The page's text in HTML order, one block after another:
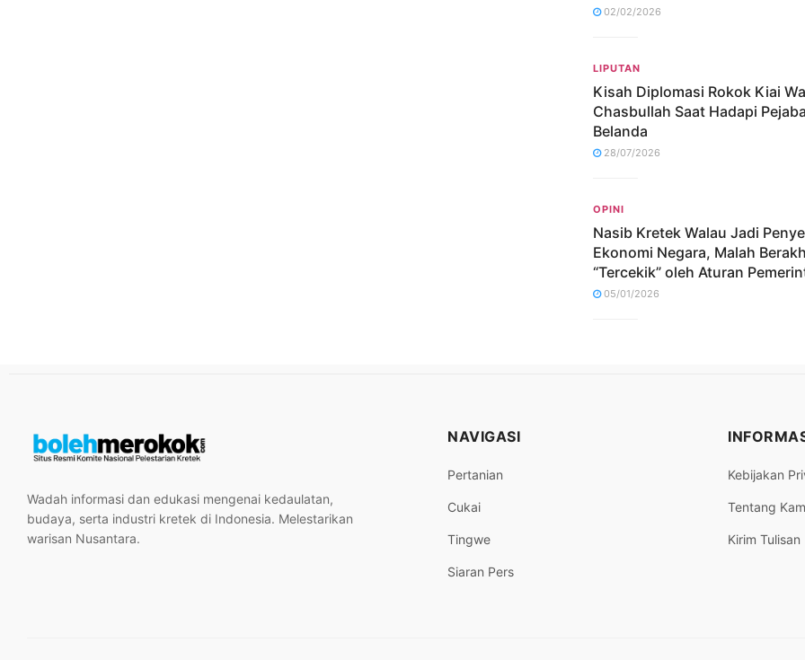
02/02/2026
LIPUTAN
Kisah Diplomasi Rokok Kiai
Chasbullah Saat Hadapi
Belanda
28/07/2026
OPINI
Nasib Kretek Walau Jadi
Ekonomi Negara, Malah
“Tercekik” oleh Aturan
05/01/2026
Wadah informasi dan edukasi mengenai kedaulatan,
budaya, serta industri kretek di Indonesia. Melestarikan
warisan Nusantara.
NAVIGASI
Pertanian
Cukai
Tingwe
Siaran Pers
Kebijakan
Tentang
Kirim Tulisan